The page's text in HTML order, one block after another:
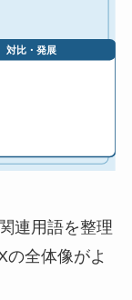
連用語を整理
の全体像がよ